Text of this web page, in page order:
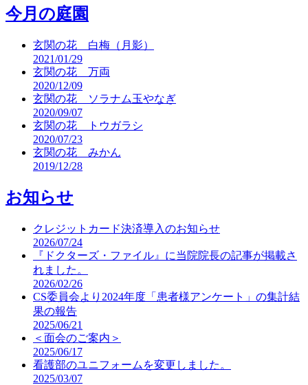
今月の庭園
玄関の花 白梅（月影）
2021/01/29
玄関の花 万両
2020/12/09
玄関の花 ソラナム玉やなぎ
2020/09/07
玄関の花 トウガラシ
2020/07/23
玄関の花 みかん
2019/12/28
お知らせ
クレジットカード決済導入のお知らせ
2026/07/24
『ドクターズ・ファイル』に当院院長の記事が掲載さ
れました。
2026/02/26
CS委員会より2024年度「患者様アンケート」の集計結
果の報告
2025/06/21
＜面会のご案内＞
2025/06/17
看護部のユニフォームを変更しました。
2025/03/07